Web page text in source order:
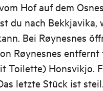
Hof auf dem
du nach Bekkjavika,
Bei Røynesnes
Røynesnes entfernt
Toilette) Honsvikjo.
letzte Stück ist